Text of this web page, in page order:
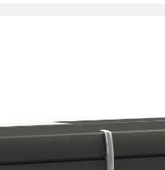
Cuisine -
Réfrigérateurs